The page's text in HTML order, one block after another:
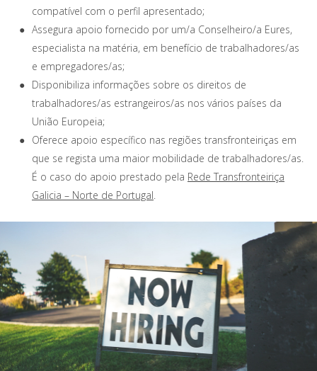
compatível com o perfil apresentado;
Assegura apoio fornecido por um/a Conselheiro/a Eures,
especialista na matéria, em benefício de trabalhadores/as
e empregadores/as;
Disponibiliza informações sobre os direitos de
trabalhadores/as estrangeiros/as nos vários países da
União Europeia;
Oferece apoio específico nas regiões transfronteiriças em
que se regista uma maior mobilidade de trabalhadores/as.
É o caso do apoio prestado pela Rede Transfronteiriça
Galicia – Norte de Portugal.